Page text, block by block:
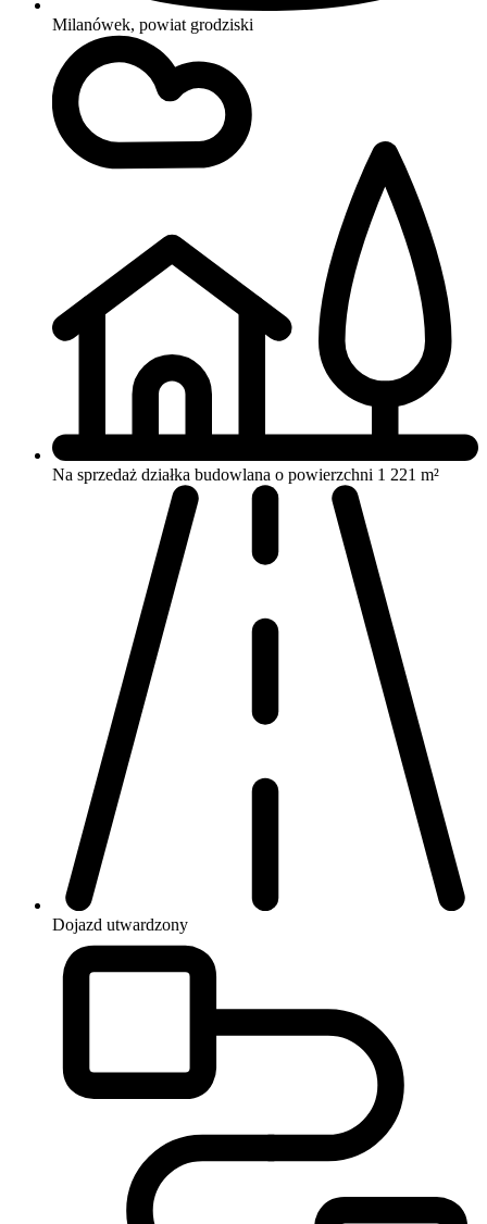
Milanówek, powiat grodziski
Na sprzedaż działka budowlana o powierzchni 1 221 m²
Dojazd utwardzony